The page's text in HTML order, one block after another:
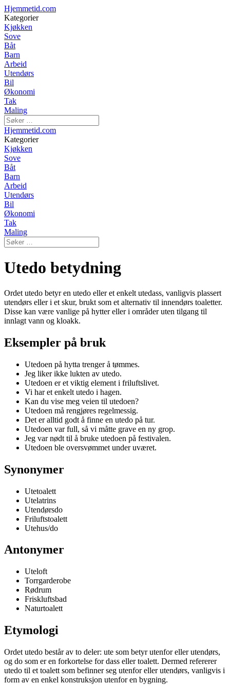
Hjemmetid.com
Kategorier
Kjøkken
Sove
Båt
Barn
Arbeid
Utendørs
Bil
Økonomi
Tak
Maling
Hjemmetid.com
Kategorier
Kjøkken
Sove
Båt
Barn
Arbeid
Utendørs
Bil
Økonomi
Tak
Maling
Utedo betydning
Ordet utedo betyr en utedo eller et enkelt utedass, vanligvis plassert
utendørs eller i et skur, brukt som et alternativ til innendørs toaletter.
Disse kan være vanlige på hytter eller i områder uten tilgang til
innlagt vann og kloakk.
Eksempler på bruk
Utedoen på hytta trenger å tømmes.
Jeg liker ikke lukten av utedo.
Utedoen er et viktig element i friluftslivet.
Vi har et enkelt utedo i hagen.
Kan du vise meg veien til utedoen?
Utedoen må rengjøres regelmessig.
Det er alltid godt å finne en utedo på tur.
Utedoen var full, så vi måtte grave en ny grop.
Jeg var nødt til å bruke utedoen på festivalen.
Utedoen ble oversvømmet under uværet.
Synonymer
Utetoalett
Utelatrins
Utendørsdo
Friluftstoalett
Utehus/do
Antonymer
Uteloft
Torrgarderobe
Rødrum
Friskluftsbad
Naturtoalett
Etymologi
Ordet utedo består av to deler: ute som betyr utenfor eller utendørs,
og do som er en forkortelse for dass eller toalett. Dermed refererer
utedo til et toalett som befinner seg utenfor eller utendørs, vanligvis i
form av en enkel konstruksjon utenfor en bygning.